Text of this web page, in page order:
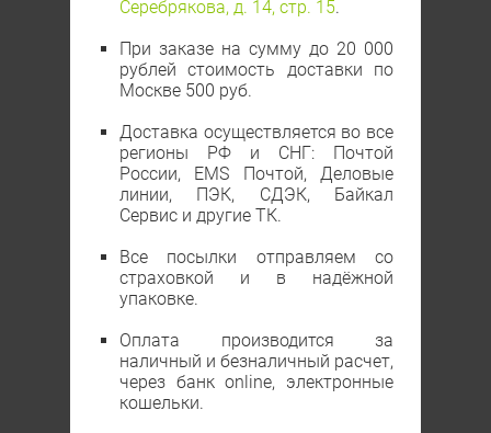
Серебрякова, д. 14, стр. 15.
При заказе на сумму до 20 000
рублей стоимость доставки по
Москве 500 руб.
Доставка осуществляется во все
регионы РФ и СНГ: Почтой
России, EMS Почтой, Деловые
линии, ПЭК, СДЭК, Байкал
Сервис и другие ТК.
Все посылки отправляем со
страховкой и в надёжной
упаковке.
Оплата производится за
наличный и безналичный расчет,
через банк online, электронные
кошельки.